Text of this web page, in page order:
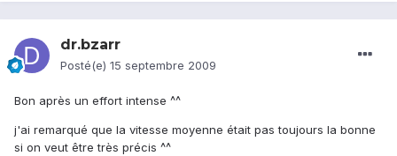
dr.bzarr
Posté(e) 15 septembre 2009
Bon après un effort intense ^^
j'ai remarqué que la vitesse moyenne était pas toujours la bonne
si on veut être très précis ^^